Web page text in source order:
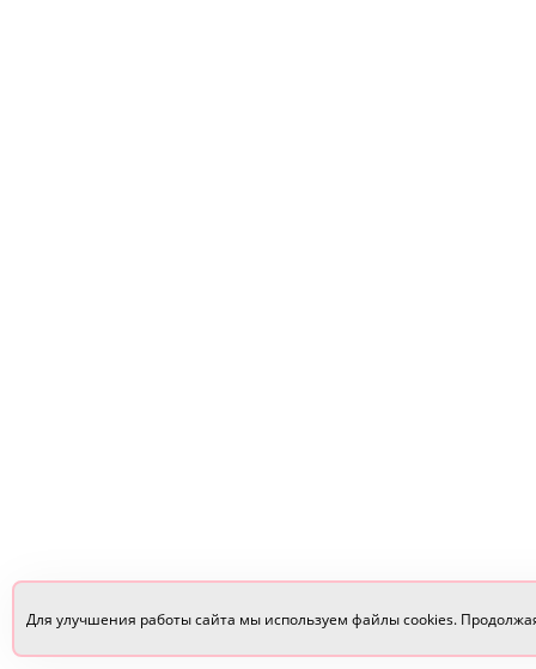
Для улучшения работы сайта мы используем файлы cookies.